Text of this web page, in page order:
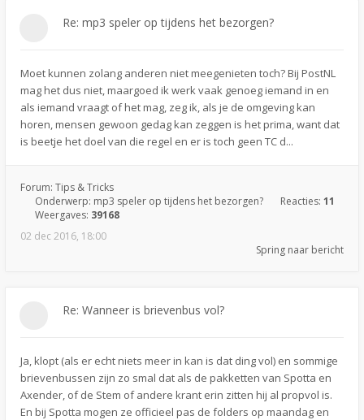
Re: mp3 speler op tijdens het bezorgen?
Moet kunnen zolang anderen niet meegenieten toch? Bij PostNL
mag het dus niet, maargoed ik werk vaak genoeg iemand in en
als iemand vraagt of het mag, zeg ik, als je de omgeving kan
horen, mensen gewoon gedag kan zeggen is het prima, want dat
is beetje het doel van die regel en er is toch geen TC d...
Forum: Tips & Tricks
Onderwerp: mp3 speler op tijdens het bezorgen? Reacties: 11
Weergaves: 39168
02 dec 2016, 18:00
Spring naar bericht
Re: Wanneer is brievenbus vol?
Ja, klopt (als er echt niets meer in kan is dat ding vol) en sommige
brievenbussen zijn zo smal dat als de pakketten van Spotta en
Axender, of de Stem of andere krant erin zitten hij al propvol is.
En bij Spotta mogen ze officieel pas de folders op maandag en